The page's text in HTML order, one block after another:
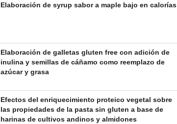
Elaboración de syrup sabor a maple bajo en calorías
Elaboración de galletas gluten free con adición de
inulina y semillas de cáñamo como reemplazo de
azúcar y grasa
Efectos del enriquecimiento proteico vegetal sobre
las propiedades de la pasta sin gluten a base de
harinas de cultivos andinos y almidones